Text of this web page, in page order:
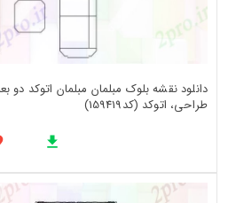
دانلود نقشه بلوک مبلمان مبلمان اتوکد
طراحی، اتوکد (کد159419)